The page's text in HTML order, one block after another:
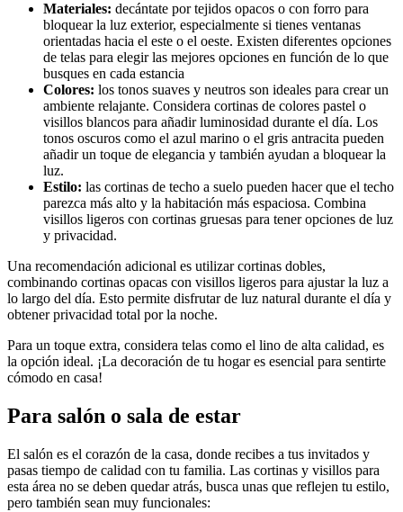
Materiales: decántate por tejidos opacos o con forro para
bloquear la luz exterior, especialmente si tienes ventanas
orientadas hacia el este o el oeste. Existen diferentes opciones
de telas para elegir las mejores opciones en función de lo que
busques en cada estancia
Colores: los tonos suaves y neutros son ideales para crear un
ambiente relajante. Considera cortinas de colores pastel o
visillos blancos para añadir luminosidad durante el día. Los
tonos oscuros como el azul marino o el gris antracita pueden
añadir un toque de elegancia y también ayudan a bloquear la
luz.
Estilo: las cortinas de techo a suelo pueden hacer que el techo
parezca más alto y la habitación más espaciosa. Combina
visillos ligeros con cortinas gruesas para tener opciones de luz
y privacidad.
Una recomendación adicional es utilizar cortinas dobles,
combinando cortinas opacas con visillos ligeros para ajustar la luz a
lo largo del día. Esto permite disfrutar de luz natural durante el día y
obtener privacidad total por la noche.
Para un toque extra, considera telas como el lino de alta calidad, es
la opción ideal. ¡La decoración de tu hogar es esencial para sentirte
cómodo en casa!
Para salón o sala de estar
El salón es el corazón de la casa, donde recibes a tus invitados y
pasas tiempo de calidad con tu familia. Las cortinas y visillos para
esta área no se deben quedar atrás, busca unas que reflejen tu estilo,
pero también sean muy funcionales: